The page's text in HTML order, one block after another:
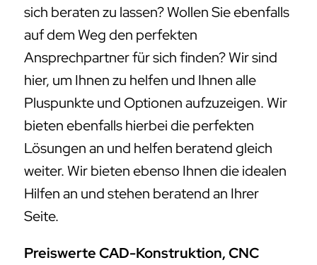
sich beraten zu lassen? Wollen Sie ebenfalls
auf dem Weg den perfekten
Ansprechpartner für sich finden? Wir sind
hier, um Ihnen zu helfen und Ihnen alle
Pluspunkte und Optionen aufzuzeigen. Wir
bieten ebenfalls hierbei die perfekten
Lösungen an und helfen beratend gleich
weiter. Wir bieten ebenso Ihnen die idealen
Hilfen an und stehen beratend an Ihrer
Seite.
Preiswerte CAD-Konstruktion, CNC